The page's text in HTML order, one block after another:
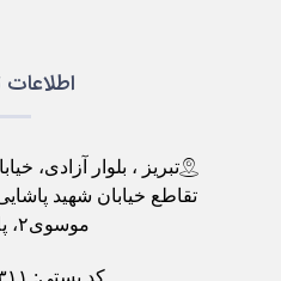
تبریز ، بلوار آزادی،
تقاطع خیابان شهید
موسوی۲، پلاک ۱۲۱
کد پستی: ۵۱۶۵۷۳۱۳۱۱